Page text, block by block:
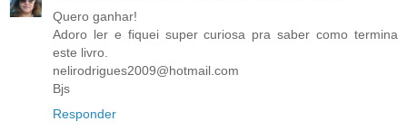
Quero ganhar!
Adoro ler e fiquei super curiosa pra saber como termina
este livro.
nelirodrigues2009@hotmail.com
Bjs
Responder